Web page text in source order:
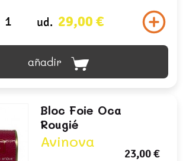
ud. 29,00 €
añadir
Bloc Foie Oca
Rougié
Avinova
23,00 €